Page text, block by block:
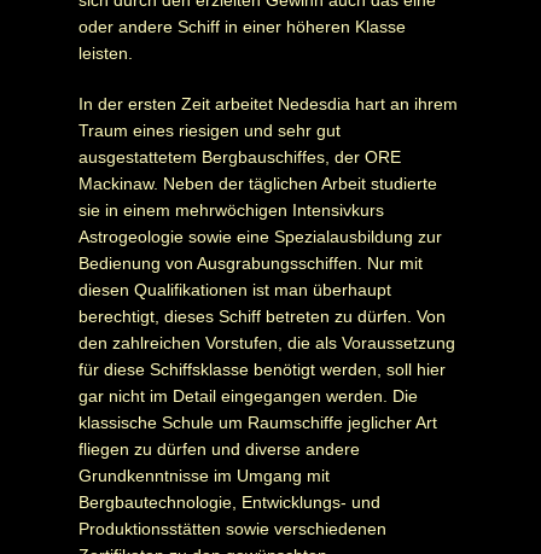
oder andere Schiff in einer höheren Klasse
leisten.
In der ersten Zeit arbeitet Nedesdia hart an ihrem
Traum eines riesigen und sehr gut
ausgestattetem Bergbauschiffes, der ORE
Mackinaw. Neben der täglichen Arbeit studierte
sie in einem mehrwöchigen Intensivkurs
Astrogeologie sowie eine Spezialausbildung zur
Bedienung von Ausgrabungsschiffen. Nur mit
diesen Qualifikationen ist man überhaupt
berechtigt, dieses Schiff betreten zu dürfen. Von
den zahlreichen Vorstufen, die als Voraussetzung
für diese Schiffsklasse benötigt werden, soll hier
gar nicht im Detail eingegangen werden. Die
klassische Schule um Raumschiffe jeglicher Art
fliegen zu dürfen und diverse andere
Grundkenntnisse im Umgang mit
Bergbautechnologie, Entwicklungs- und
Produktionsstätten sowie verschiedenen